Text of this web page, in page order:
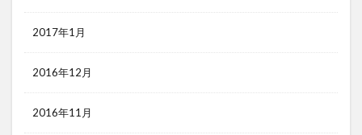
2017年1月
2016年12月
2016年11月